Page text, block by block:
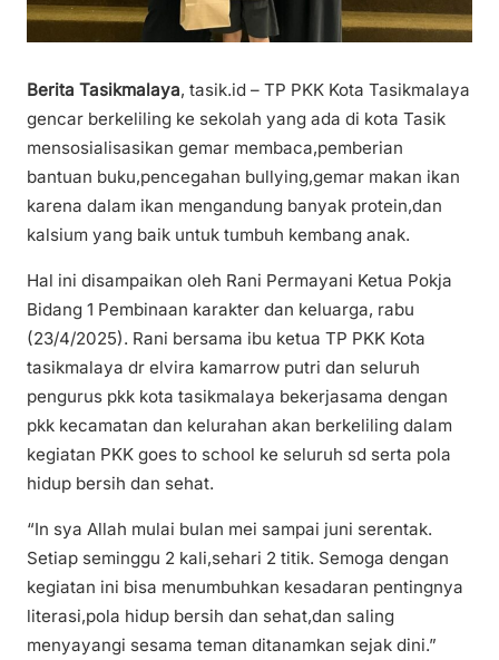
Berita Tasikmalaya, tasik.id – TP PKK Kota Tasikmalaya
gencar berkeliling ke sekolah yang ada di kota Tasik
mensosialisasikan gemar membaca,pemberian
bantuan buku,pencegahan bullying,gemar makan ikan
karena dalam ikan mengandung banyak protein,dan
kalsium yang baik untuk tumbuh kembang anak.
Hal ini disampaikan oleh Rani Permayani Ketua Pokja
Bidang 1 Pembinaan karakter dan keluarga, rabu
(23/4/2025). Rani bersama ibu ketua TP PKK Kota
tasikmalaya dr elvira kamarrow putri dan seluruh
pengurus pkk kota tasikmalaya bekerjasama dengan
pkk kecamatan dan kelurahan akan berkeliling dalam
kegiatan PKK goes to school ke seluruh sd serta pola
hidup bersih dan sehat.
“In sya Allah mulai bulan mei sampai juni serentak.
Setiap seminggu 2 kali,sehari 2 titik. Semoga dengan
kegiatan ini bisa menumbuhkan kesadaran pentingnya
literasi,pola hidup bersih dan sehat,dan saling
menyayangi sesama teman ditanamkan sejak dini.”